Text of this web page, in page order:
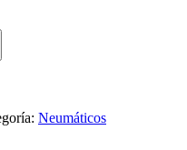
Neumáticos